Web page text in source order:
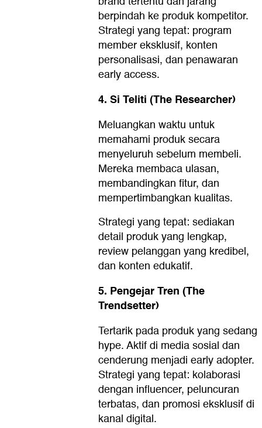
berpindah ke produk kompetitor.
Strategi yang tepat: program
member eksklusif, konten
personalisasi, dan penawaran
early access.
4. Si Teliti (The Researcher)
Meluangkan waktu untuk
memahami produk secara
menyeluruh sebelum membeli.
Mereka membaca ulasan,
membandingkan fitur, dan
mempertimbangkan kualitas.
Strategi yang tepat: sediakan
detail produk yang lengkap,
review pelanggan yang kredibel,
dan konten edukatif.
5. Pengejar Tren (The
Trendsetter)
Tertarik pada produk yang sedang
hype. Aktif di media sosial dan
cenderung menjadi early adopter.
Strategi yang tepat: kolaborasi
dengan influencer, peluncuran
terbatas, dan promosi eksklusif di
kanal digital.